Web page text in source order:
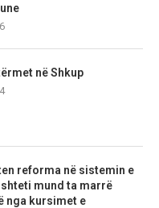
në Shkup
reforma në sistemin e
mund ta marrë
nga kursimet e